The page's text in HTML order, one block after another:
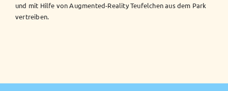
und mit Hilfe von Augmented-Reality Teufelchen aus dem Park
vertreiben.